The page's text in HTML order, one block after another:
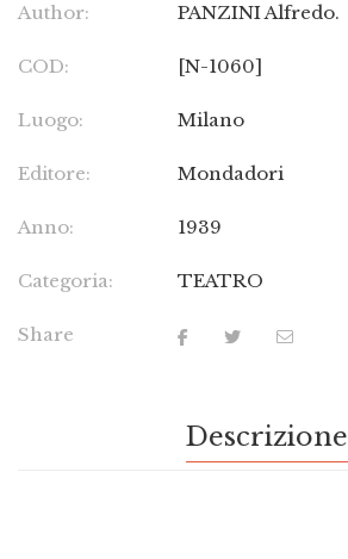
Author: PANZINI Alfredo.
COD: [N-1060]
Luogo: Milano
Editore: Mondadori
Anno: 1939
Categoria: TEATRO
Share
Descrizione